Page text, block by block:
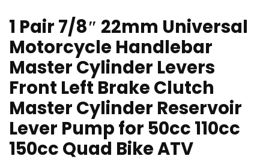
1 Pair 7/8″ 22mm Universal
Motorcycle Handlebar
Master Cylinder Levers
Front Left Brake Clutch
Master Cylinder Reservoir
Lever Pump for 50cc 110cc
150cc Quad Bike ATV